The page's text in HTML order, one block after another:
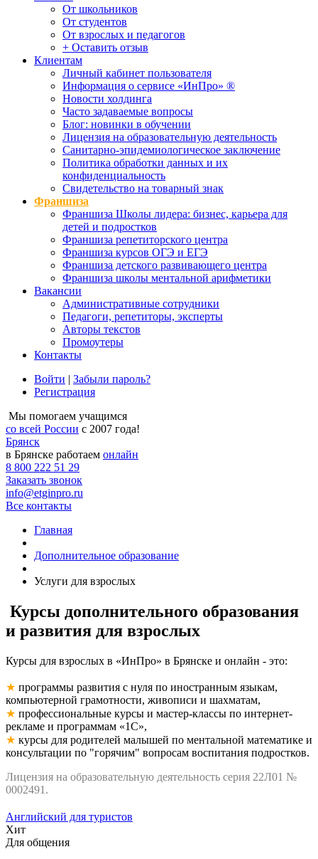
От школьников
От студентов
От взрослых и педагогов
+ Оставить отзыв
Клиентам
Личный кабинет пользователя
Информация о сервисе «ИнПро» ®
Новости холдинга
Часто задаваемые вопросы
Блог: новинки в обучении
Лицензия на образовательную деятельность
Санитарно-эпидемиологическое заключение
Политика обработки данных и их
конфиденциальность
Свидетельство на товарный знак
Франшиза
Франшиза Школы лидера: бизнес, карьера для
детей и подростков
Франшиза репетиторского центра
Франшиза курсов ОГЭ и ЕГЭ
Франшиза детского развивающего центра
Франшиза школы ментальной арифметики
Вакансии
Административные сотрудники
Педагоги, репетиторы, эксперты
Авторы текстов
Промоутеры
Контакты
Войти | Забыли пароль?
Регистрация
Мы помогаем учащимся
со всей России с 2007 года!
Брянск
в Брянске работаем онлайн
8 800 222 51 29
Заказать звонок
info@etginpro.ru
Все контакты
Главная
Дополнительное образование
Услуги для взрослых
Курсы дополнительного образования
и развития для взрослых
Курсы для взрослых в «ИнПро» в Брянске и онлайн - это:
★ программы развития с нуля по иностранным языкам,
компьютерной грамотности, живописи и шахматам,
★ профессиональные курсы и мастер-классы по интернет-
рекламе и программам «1C»,
★ курсы для родителей малышей по ментальной математике и
консультации по "горячим" вопросам воспитания подростков.
Лицензия на образовательную деятельность серия 22Л01 №
0002491.
Английский для туристов
Хит
Для общения